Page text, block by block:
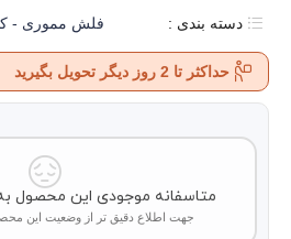
دسته بندی : فلش مموری -
حداکثر تا 2 روز دیگر تحویل بگیرید
متاسفانه موجودی این محصول
جهت اطلاع دقیق تر از وضعیت این